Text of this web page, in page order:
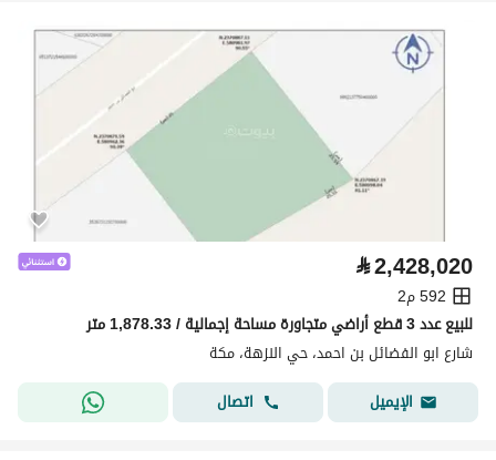
⃁2,428,020
592 م2
للبيع عدد 3 قطع أراضي متجاورة مساحة إجمالية / 1,878.33 متر
شارع ابو الفضائل بن احمد، حي النزهة، مكة
الإيميل
اتصال